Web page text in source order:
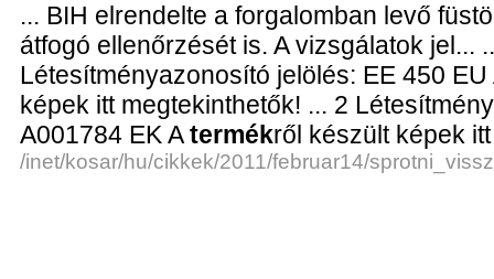
... BIH elrendelte a forgalomban levő
átfogó ellenőrzését is. A vizsgálatok jel...
Létesítményazonosító jelölés: EE 450
képek itt megtekinthetők! ... 2
A001784 EK Atermékről készült képek
/inet/kosar/hu/cikkek/2011/februar14/